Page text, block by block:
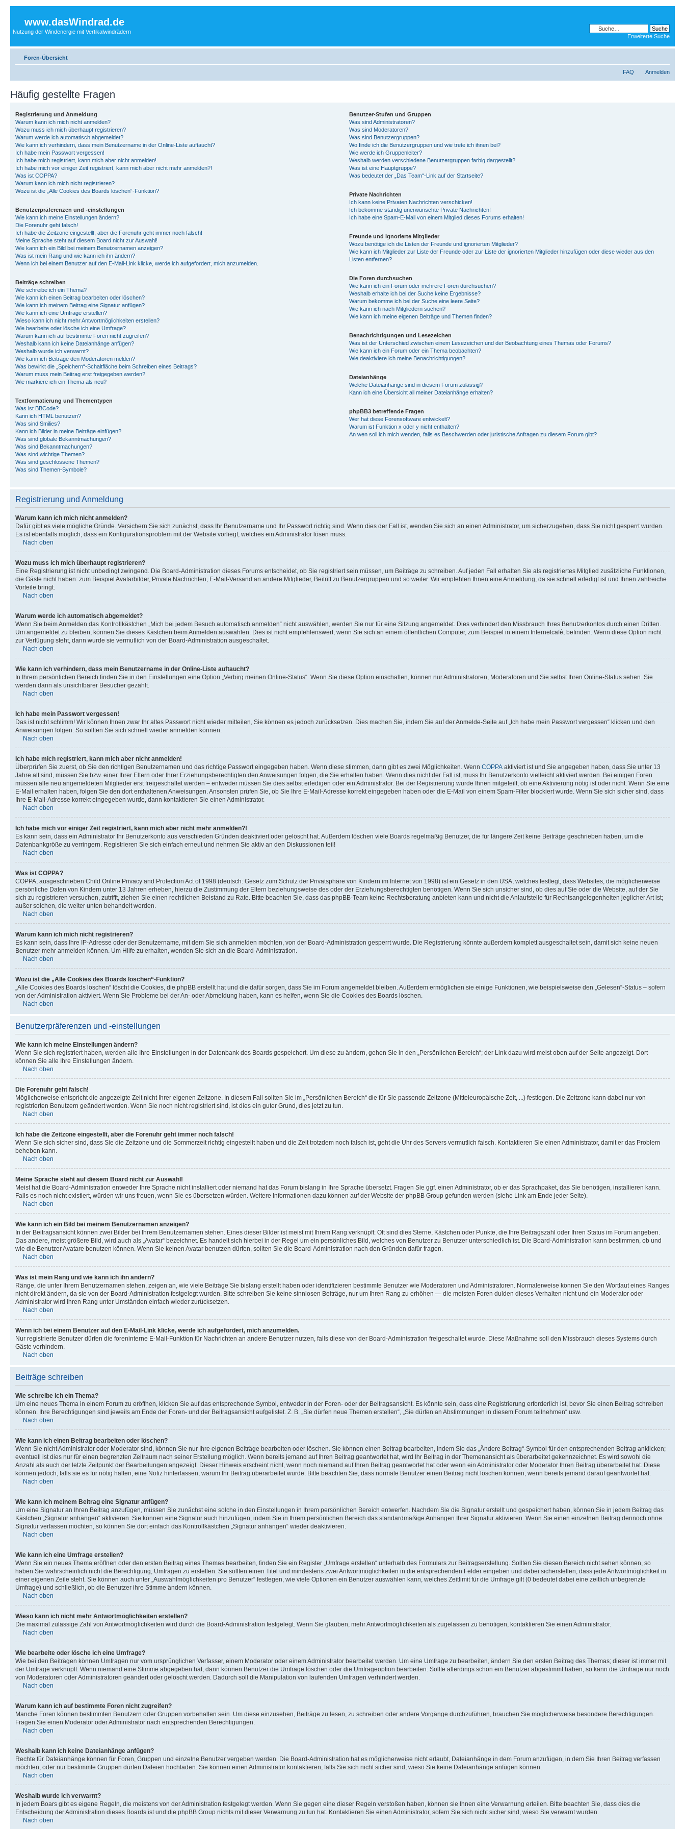
www.dasWindrad.de
Nutzung der Windenergie mit Vertikalwindrädern
Erweiterte Suche
Foren-Übersicht
FAQ Anmelden
Häufig gestellte Fragen
Registrierung und Anmeldung
Warum kann ich mich nicht anmelden?
Wozu muss ich mich überhaupt registrieren?
Warum werde ich automatisch abgemeldet?
Wie kann ich verhindern, dass mein Benutzername in der Online-Liste auftaucht?
Ich habe mein Passwort vergessen!
Ich habe mich registriert, kann mich aber nicht anmelden!
Ich habe mich vor einiger Zeit registriert, kann mich aber nicht mehr anmelden?!
Was ist COPPA?
Warum kann ich mich nicht registrieren?
Wozu ist die „Alle Cookies des Boards löschen“-Funktion?
Benutzerpräferenzen und -einstellungen
Wie kann ich meine Einstellungen ändern?
Die Forenuhr geht falsch!
Ich habe die Zeitzone eingestellt, aber die Forenuhr geht immer noch falsch!
Meine Sprache steht auf diesem Board nicht zur Auswahl!
Wie kann ich ein Bild bei meinem Benutzernamen anzeigen?
Was ist mein Rang und wie kann ich ihn ändern?
Wenn ich bei einem Benutzer auf den E-Mail-Link klicke, werde ich aufgefordert, mich anzumelden.
Beiträge schreiben
Wie schreibe ich ein Thema?
Wie kann ich einen Beitrag bearbeiten oder löschen?
Wie kann ich meinem Beitrag eine Signatur anfügen?
Wie kann ich eine Umfrage erstellen?
Wieso kann ich nicht mehr Antwortmöglichkeiten erstellen?
Wie bearbeite oder lösche ich eine Umfrage?
Warum kann ich auf bestimmte Foren nicht zugreifen?
Weshalb kann ich keine Dateianhänge anfügen?
Weshalb wurde ich verwarnt?
Wie kann ich Beiträge den Moderatoren melden?
Was bewirkt die „Speichern“-Schaltfläche beim Schreiben eines Beitrags?
Warum muss mein Beitrag erst freigegeben werden?
Wie markiere ich ein Thema als neu?
Textformatierung und Thementypen
Was ist BBCode?
Kann ich HTML benutzen?
Was sind Smilies?
Kann ich Bilder in meine Beiträge einfügen?
Was sind globale Bekanntmachungen?
Was sind Bekanntmachungen?
Was sind wichtige Themen?
Was sind geschlossene Themen?
Was sind Themen-Symbole?
Benutzer-Stufen und Gruppen
Was sind Administratoren?
Was sind Moderatoren?
Was sind Benutzergruppen?
Wo finde ich die Benutzergruppen und wie trete ich ihnen bei?
Wie werde ich Gruppenleiter?
Weshalb werden verschiedene Benutzergruppen farbig dargestellt?
Was ist eine Hauptgruppe?
Was bedeutet der „Das Team“-Link auf der Startseite?
Private Nachrichten
Ich kann keine Privaten Nachrichten verschicken!
Ich bekomme ständig unerwünschte Private Nachrichten!
Ich habe eine Spam-E-Mail von einem Mitglied dieses Forums erhalten!
Freunde und ignorierte Mitglieder
Wozu benötige ich die Listen der Freunde und ignorierten Mitglieder?
Wie kann ich Mitglieder zur Liste der Freunde oder zur Liste der ignorierten Mitglieder hinzufügen oder diese wieder aus den
Listen entfernen?
Die Foren durchsuchen
Wie kann ich ein Forum oder mehrere Foren durchsuchen?
Weshalb erhalte ich bei der Suche keine Ergebnisse?
Warum bekomme ich bei der Suche eine leere Seite?
Wie kann ich nach Mitgliedern suchen?
Wie kann ich meine eigenen Beiträge und Themen finden?
Benachrichtigungen und Lesezeichen
Was ist der Unterschied zwischen einem Lesezeichen und der Beobachtung eines Themas oder Forums?
Wie kann ich ein Forum oder ein Thema beobachten?
Wie deaktiviere ich meine Benachrichtigungen?
Dateianhänge
Welche Dateianhänge sind in diesem Forum zulässig?
Kann ich eine Übersicht all meiner Dateianhänge erhalten?
phpBB3 betreffende Fragen
Wer hat diese Forensoftware entwickelt?
Warum ist Funktion x oder y nicht enthalten?
An wen soll ich mich wenden, falls es Beschwerden oder juristische Anfragen zu diesem Forum gibt?
Registrierung und Anmeldung
Warum kann ich mich nicht anmelden?
Dafür gibt es viele mögliche Gründe. Versichern Sie sich zunächst, dass Ihr Benutzername und Ihr Passwort richtig sind. Wenn dies der Fall ist, wenden Sie sich an einen Administrator, um sicherzugehen, dass Sie nicht gesperrt wurden.
Es ist ebenfalls möglich, dass ein Konfigurationsproblem mit der Website vorliegt, welches ein Administrator lösen muss.
Nach oben
Wozu muss ich mich überhaupt registrieren?
Eine Registrierung ist nicht unbedingt zwingend. Die Board-Administration dieses Forums entscheidet, ob Sie registriert sein müssen, um Beiträge zu schreiben. Auf jeden Fall erhalten Sie als registriertes Mitglied zusätzliche Funktionen,
die Gäste nicht haben: zum Beispiel Avatarbilder, Private Nachrichten, E-Mail-Versand an andere Mitglieder, Beitritt zu Benutzergruppen und so weiter. Wir empfehlen Ihnen eine Anmeldung, da sie schnell erledigt ist und Ihnen zahlreiche
Vorteile bringt.
Nach oben
Warum werde ich automatisch abgemeldet?
Wenn Sie beim Anmelden das Kontrollkästchen „Mich bei jedem Besuch automatisch anmelden“ nicht auswählen, werden Sie nur für eine Sitzung angemeldet. Dies verhindert den Missbrauch Ihres Benutzerkontos durch einen Dritten.
Um angemeldet zu bleiben, können Sie dieses Kästchen beim Anmelden auswählen. Dies ist nicht empfehlenswert, wenn Sie sich an einem öffentlichen Computer, zum Beispiel in einem Internetcafé, befinden. Wenn diese Option nicht
zur Verfügung steht, dann wurde sie vermutlich von der Board-Administration ausgeschaltet.
Nach oben
Wie kann ich verhindern, dass mein Benutzername in der Online-Liste auftaucht?
In Ihrem persönlichen Bereich finden Sie in den Einstellungen eine Option „Verbirg meinen Online-Status“. Wenn Sie diese Option einschalten, können nur Administratoren, Moderatoren und Sie selbst Ihren Online-Status sehen. Sie
werden dann als unsichtbarer Besucher gezählt.
Nach oben
Ich habe mein Passwort vergessen!
Das ist nicht schlimm! Wir können Ihnen zwar Ihr altes Passwort nicht wieder mitteilen, Sie können es jedoch zurücksetzen. Dies machen Sie, indem Sie auf der Anmelde-Seite auf „Ich habe mein Passwort vergessen“ klicken und den
Anweisungen folgen. So sollten Sie sich schnell wieder anmelden können.
Nach oben
Ich habe mich registriert, kann mich aber nicht anmelden!
Überprüfen Sie zuerst, ob Sie den richtigen Benutzernamen und das richtige Passwort eingegeben haben. Wenn diese stimmen, dann gibt es zwei Möglichkeiten. Wenn COPPA aktiviert ist und Sie angegeben haben, dass Sie unter 13
Jahre alt sind, müssen Sie bzw. einer Ihrer Eltern oder Ihrer Erziehungsberechtigten den Anweisungen folgen, die Sie erhalten haben. Wenn dies nicht der Fall ist, muss Ihr Benutzerkonto vielleicht aktiviert werden. Bei einigen Foren
müssen alle neu angemeldeten Mitglieder erst freigeschaltet werden – entweder müssen Sie dies selbst erledigen oder ein Administrator. Bei der Registrierung wurde Ihnen mitgeteilt, ob eine Aktivierung nötig ist oder nicht. Wenn Sie eine
E-Mail erhalten haben, folgen Sie den dort enthaltenen Anweisungen. Ansonsten prüfen Sie, ob Sie Ihre E-Mail-Adresse korrekt eingegeben haben oder die E-Mail von einem Spam-Filter blockiert wurde. Wenn Sie sich sicher sind, dass
Ihre E-Mail-Adresse korrekt eingegeben wurde, dann kontaktieren Sie einen Administrator.
Nach oben
Ich habe mich vor einiger Zeit registriert, kann mich aber nicht mehr anmelden?!
Es kann sein, dass ein Administrator Ihr Benutzerkonto aus verschieden Gründen deaktiviert oder gelöscht hat. Außerdem löschen viele Boards regelmäßig Benutzer, die für längere Zeit keine Beiträge geschrieben haben, um die
Datenbankgröße zu verringern. Registrieren Sie sich einfach erneut und nehmen Sie aktiv an den Diskussionen teil!
Nach oben
Was ist COPPA?
COPPA, ausgeschrieben Child Online Privacy and Protection Act of 1998 (deutsch: Gesetz zum Schutz der Privatsphäre von Kindern im Internet von 1998) ist ein Gesetz in den USA, welches festlegt, dass Websites, die möglicherweise
persönliche Daten von Kindern unter 13 Jahren erheben, hierzu die Zustimmung der Eltern beziehungsweise des oder der Erziehungsberechtigten benötigen. Wenn Sie sich unsicher sind, ob dies auf Sie oder die Website, auf der Sie
sich zu registrieren versuchen, zutrifft, ziehen Sie einen rechtlichen Beistand zu Rate. Bitte beachten Sie, dass das phpBB-Team keine Rechtsberatung anbieten kann und nicht die Anlaufstelle für Rechtsangelegenheiten jeglicher Art ist;
außer solchen, die weiter unten behandelt werden.
Nach oben
Warum kann ich mich nicht registrieren?
Es kann sein, dass Ihre IP-Adresse oder der Benutzername, mit dem Sie sich anmelden möchten, von der Board-Administration gesperrt wurde. Die Registrierung könnte außerdem komplett ausgeschaltet sein, damit sich keine neuen
Benutzer mehr anmelden können. Um Hilfe zu erhalten, wenden Sie sich an die Board-Administration.
Nach oben
Wozu ist die „Alle Cookies des Boards löschen“-Funktion?
„Alle Cookies des Boards löschen“ löscht die Cookies, die phpBB erstellt hat und die dafür sorgen, dass Sie im Forum angemeldet bleiben. Außerdem ermöglichen sie einige Funktionen, wie beispielsweise den „Gelesen“-Status – sofern
von der Administration aktiviert. Wenn Sie Probleme bei der An- oder Abmeldung haben, kann es helfen, wenn Sie die Cookies des Boards löschen.
Nach oben
Benutzerpräferenzen und -einstellungen
Wie kann ich meine Einstellungen ändern?
Wenn Sie sich registriert haben, werden alle Ihre Einstellungen in der Datenbank des Boards gespeichert. Um diese zu ändern, gehen Sie in den „Persönlichen Bereich“; der Link dazu wird meist oben auf der Seite angezeigt. Dort
können Sie alle Ihre Einstellungen ändern.
Nach oben
Die Forenuhr geht falsch!
Möglicherweise entspricht die angezeigte Zeit nicht Ihrer eigenen Zeitzone. In diesem Fall sollten Sie im „Persönlichen Bereich“ die für Sie passende Zeitzone (Mitteleuropäische Zeit, ...) festlegen. Die Zeitzone kann dabei nur von
registrierten Benutzern geändert werden. Wenn Sie noch nicht registriert sind, ist dies ein guter Grund, dies jetzt zu tun.
Nach oben
Ich habe die Zeitzone eingestellt, aber die Forenuhr geht immer noch falsch!
Wenn Sie sich sicher sind, dass Sie die Zeitzone und die Sommerzeit richtig eingestellt haben und die Zeit trotzdem noch falsch ist, geht die Uhr des Servers vermutlich falsch. Kontaktieren Sie einen Administrator, damit er das Problem
beheben kann.
Nach oben
Meine Sprache steht auf diesem Board nicht zur Auswahl!
Meist hat die Board-Administration entweder Ihre Sprache nicht installiert oder niemand hat das Forum bislang in Ihre Sprache übersetzt. Fragen Sie ggf. einen Administrator, ob er das Sprachpaket, das Sie benötigen, installieren kann.
Falls es noch nicht existiert, würden wir uns freuen, wenn Sie es übersetzen würden. Weitere Informationen dazu können auf der Website der phpBB Group gefunden werden (siehe Link am Ende jeder Seite).
Nach oben
Wie kann ich ein Bild bei meinem Benutzernamen anzeigen?
In der Beitragsansicht können zwei Bilder bei Ihrem Benutzernamen stehen. Eines dieser Bilder ist meist mit Ihrem Rang verknüpft: Oft sind dies Sterne, Kästchen oder Punkte, die Ihre Beitragszahl oder Ihren Status im Forum angeben.
Das andere, meist größere Bild, wird auch als „Avatar“ bezeichnet. Es handelt sich hierbei in der Regel um ein persönliches Bild, welches von Benutzer zu Benutzer unterschiedlich ist. Die Board-Administration kann bestimmen, ob und
wie die Benutzer Avatare benutzen können. Wenn Sie keinen Avatar benutzen dürfen, sollten Sie die Board-Administration nach den Gründen dafür fragen.
Nach oben
Was ist mein Rang und wie kann ich ihn ändern?
Ränge, die unter Ihrem Benutzernamen stehen, zeigen an, wie viele Beiträge Sie bislang erstellt haben oder identifizieren bestimmte Benutzer wie Moderatoren und Administratoren. Normalerweise können Sie den Wortlaut eines Ranges
nicht direkt ändern, da sie von der Board-Administration festgelegt wurden. Bitte schreiben Sie keine sinnlosen Beiträge, nur um Ihren Rang zu erhöhen — die meisten Foren dulden dieses Verhalten nicht und ein Moderator oder
Administrator wird Ihren Rang unter Umständen einfach wieder zurücksetzen.
Nach oben
Wenn ich bei einem Benutzer auf den E-Mail-Link klicke, werde ich aufgefordert, mich anzumelden.
Nur registrierte Benutzer dürfen die foreninterne E-Mail-Funktion für Nachrichten an andere Benutzer nutzen, falls diese von der Board-Administration freigeschaltet wurde. Diese Maßnahme soll den Missbrauch dieses Systems durch
Gäste verhindern.
Nach oben
Beiträge schreiben
Wie schreibe ich ein Thema?
Um eine neues Thema in einem Forum zu eröffnen, klicken Sie auf das entsprechende Symbol, entweder in der Foren- oder der Beitragsansicht. Es könnte sein, dass eine Registrierung erforderlich ist, bevor Sie einen Beitrag schreiben
können. Ihre Berechtigungen sind jeweils am Ende der Foren- und der Beitragsansicht aufgelistet. Z. B. „Sie dürfen neue Themen erstellen“, „Sie dürfen an Abstimmungen in diesem Forum teilnehmen“ usw.
Nach oben
Wie kann ich einen Beitrag bearbeiten oder löschen?
Wenn Sie nicht Administrator oder Moderator sind, können Sie nur Ihre eigenen Beiträge bearbeiten oder löschen. Sie können einen Beitrag bearbeiten, indem Sie das „Ändere Beitrag“-Symbol für den entsprechenden Beitrag anklicken;
eventuell ist dies nur für einen begrenzten Zeitraum nach seiner Erstellung möglich. Wenn bereits jemand auf Ihren Beitrag geantwortet hat, wird Ihr Beitrag in der Themenansicht als überarbeitet gekennzeichnet. Es wird sowohl die
Anzahl als auch der letzte Zeitpunkt der Bearbeitungen angezeigt. Dieser Hinweis erscheint nicht, wenn noch niemand auf Ihren Beitrag geantwortet hat oder wenn ein Administrator oder Moderator Ihren Beitrag überarbeitet hat. Diese
können jedoch, falls sie es für nötig halten, eine Notiz hinterlassen, warum Ihr Beitrag überarbeitet wurde. Bitte beachten Sie, dass normale Benutzer einen Beitrag nicht löschen können, wenn bereits jemand darauf geantwortet hat.
Nach oben
Wie kann ich meinem Beitrag eine Signatur anfügen?
Um eine Signatur an Ihren Beitrag anzufügen, müssen Sie zunächst eine solche in den Einstellungen in Ihrem persönlichen Bereich entwerfen. Nachdem Sie die Signatur erstellt und gespeichert haben, können Sie in jedem Beitrag das
Kästchen „Signatur anhängen“ aktivieren. Sie können eine Signatur auch hinzufügen, indem Sie in Ihrem persönlichen Bereich das standardmäßige Anhängen Ihrer Signatur aktivieren. Wenn Sie einen einzelnen Beitrag dennoch ohne
Signatur verfassen möchten, so können Sie dort einfach das Kontrollkästchen „Signatur anhängen“ wieder deaktivieren.
Nach oben
Wie kann ich eine Umfrage erstellen?
Wenn Sie ein neues Thema eröffnen oder den ersten Beitrag eines Themas bearbeiten, finden Sie ein Register „Umfrage erstellen“ unterhalb des Formulars zur Beitragserstellung. Sollten Sie diesen Bereich nicht sehen können, so
haben Sie wahrscheinlich nicht die Berechtigung, Umfragen zu erstellen. Sie sollten einen Titel und mindestens zwei Antwortmöglichkeiten in die entsprechenden Felder eingeben und dabei sicherstellen, dass jede Antwortmöglichkeit in
einer eigenen Zeile steht. Sie können auch unter „Auswahlmöglichkeiten pro Benutzer“ festlegen, wie viele Optionen ein Benutzer auswählen kann, welches Zeitlimit für die Umfrage gilt (0 bedeutet dabei eine zeitlich unbegrenzte
Umfrage) und schließlich, ob die Benutzer ihre Stimme ändern können.
Nach oben
Wieso kann ich nicht mehr Antwortmöglichkeiten erstellen?
Die maximal zulässige Zahl von Antwortmöglichkeiten wird durch die Board-Administration festgelegt. Wenn Sie glauben, mehr Antwortmöglichkeiten als zugelassen zu benötigen, kontaktieren Sie einen Administrator.
Nach oben
Wie bearbeite oder lösche ich eine Umfrage?
Wie bei den Beiträgen können Umfragen nur vom ursprünglichen Verfasser, einem Moderator oder einem Administrator bearbeitet werden. Um eine Umfrage zu bearbeiten, ändern Sie den ersten Beitrag des Themas; dieser ist immer mit
der Umfrage verknüpft. Wenn niemand eine Stimme abgegeben hat, dann können Benutzer die Umfrage löschen oder die Umfrageoption bearbeiten. Sollte allerdings schon ein Benutzer abgestimmt haben, so kann die Umfrage nur noch
von Moderatoren oder Administratoren geändert oder gelöscht werden. Dadurch soll die Manipulation von laufenden Umfragen verhindert werden.
Nach oben
Warum kann ich auf bestimmte Foren nicht zugreifen?
Manche Foren können bestimmten Benutzern oder Gruppen vorbehalten sein. Um diese einzusehen, Beiträge zu lesen, zu schreiben oder andere Vorgänge durchzuführen, brauchen Sie möglicherweise besondere Berechtigungen.
Fragen Sie einen Moderator oder Administrator nach entsprechenden Berechtigungen.
Nach oben
Weshalb kann ich keine Dateianhänge anfügen?
Rechte für Dateianhänge können für Foren, Gruppen und einzelne Benutzer vergeben werden. Die Board-Administration hat es möglicherweise nicht erlaubt, Dateianhänge in dem Forum anzufügen, in dem Sie Ihren Beitrag verfassen
möchten, oder nur bestimmte Gruppen dürfen Dateien hochladen. Sie können einen Administrator kontaktieren, falls Sie sich nicht sicher sind, wieso Sie keine Dateianhänge anfügen können.
Nach oben
Weshalb wurde ich verwarnt?
In jedem Boars gibt es eigene Regeln, die meistens von der Administration festgelegt werden. Wenn Sie gegen eine dieser Regeln verstoßen haben, können sie Ihnen eine Verwarnung erteilen. Bitte beachten Sie, dass dies die
Entscheidung der Administration dieses Boards ist und die phpBB Group nichts mit dieser Verwarnung zu tun hat. Kontaktieren Sie einen Administrator, sofern Sie sich nicht sicher sind, wieso Sie verwarnt wurden.
Nach oben